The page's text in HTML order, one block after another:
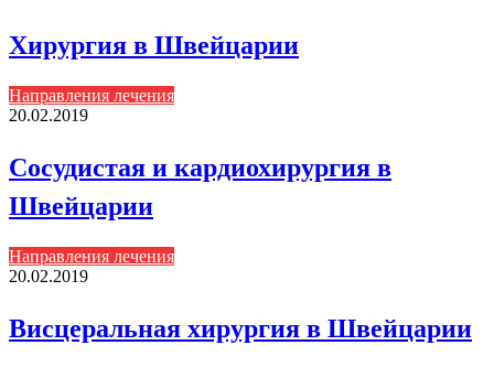
Хирургия в Швейцарии
Направления лечения
20.02.2019
Сосудистая и кардиохирургия в
Швейцарии
Направления лечения
20.02.2019
Висцеральная хирургия в Швейцарии